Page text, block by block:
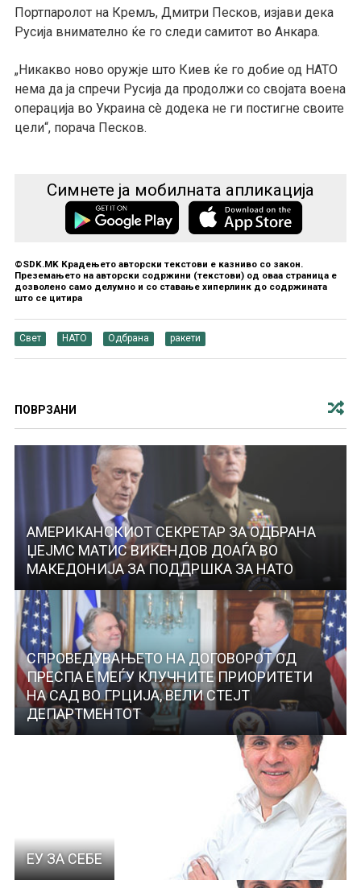
Портпаролот на Кремљ, Дмитри Песков, изјави дека
Русија внимателно ќе го следи самитот во Анкара.
„Никакво ново оружје што Киев ќе го добие од НАТО
нема да ја спречи Русија да продолжи со својата воена
операција во Украина сè додека не ги постигне своите
цели“, порача Песков.
Симнете ја мобилната апликација
©SDK.MK Крадењето авторски текстови е казниво со закон.
Преземањето на авторски содржини (текстови) од оваа страница е
дозволено само делумно и со ставање хиперлинк до содржината
што се цитира
Свет НАТО Одбрана ракети
ПОВРЗАНИ
АМЕРИКАНСКИОТ СЕКРЕТАР ЗА ОДБРАНА
ЏЕЈМС МАТИС ВИКЕНДОВ ДОАЃА ВО
МАКЕДОНИЈА ЗА ПОДДРШКА ЗА НАТО
СПРОВЕДУВАЊЕТО НА ДОГОВОРОТ ОД
ПРЕСПА Е МЕЃУ КЛУЧНИТЕ ПРИОРИТЕТИ
НА САД ВО ГРЦИЈА, ВЕЛИ СТЕЈТ
ДЕПАРТМЕНТОТ
ЕУ ЗА СЕБЕ